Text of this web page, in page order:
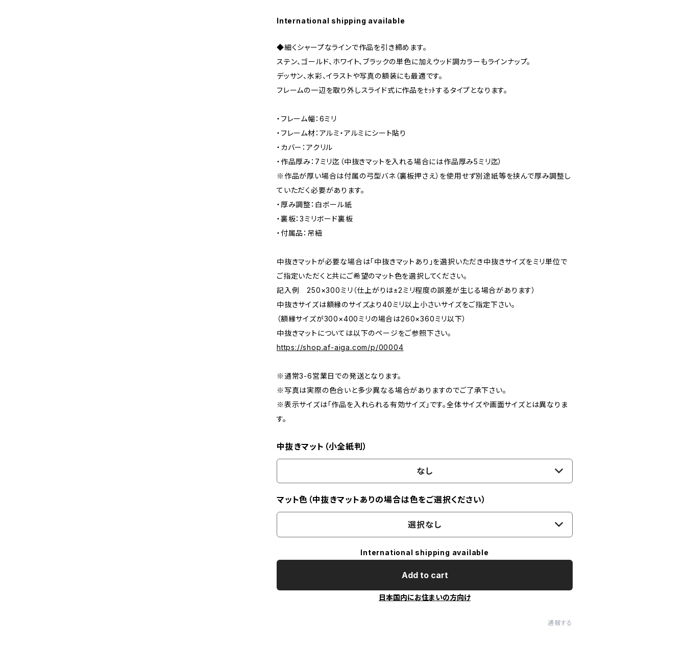
International shipping available
◆細くシャープなラインで作品を引き締めます。
ステン、ゴールド、ホワイト、ブラックの単色に加えウッド調カラーもラインナップ。
デッサン、水彩、イラストや写真の額装にも最適です。
フレームの一辺を取り外しスライド式に作品をｾｯﾄするタイプとなります。
・フレーム幅：6ミリ
・フレーム材：アルミ・アルミにシート貼り
・カバー：アクリル
・作品厚み：7ミリ迄（中抜きマットを入れる場合には作品厚み5ミリ迄）
※作品が厚い場合は付属の弓型バネ（裏板押さえ）を使用せず別途紙等を挟んで厚み調整し
ていただく必要があります。
・厚み調整：白ボール紙
・裏板：3ミリボード裏板
・付属品：吊紐
中抜きマットが必要な場合は「中抜きマットあり」を選択いただき中抜きサイズをミリ単位で
ご指定いただくと共にご希望のマット色を選択してください。
記入例 250×300ミリ（仕上がりは±2ミリ程度の誤差が生じる場合があります）
中抜きサイズは額縁のサイズより40ミリ以上小さいサイズをご指定下さい。
（額縁サイズが300×400ミリの場合は260×360ミリ以下）
中抜きマットについては以下のページをご参照下さい。
https://shop.af-aiga.com/p/00004
※通常3-6営業日での発送となります。
※写真は実際の色合いと多少異なる場合がありますのでご了承下さい。
※表示サイズは「作品を入れられる有効サイズ」です。全体サイズや画面サイズとは異なりま
す。
中抜きマット（小全紙判）
なし
マット色（中抜きマットありの場合は色をご選択ください）
選択なし
International shipping available
Add to cart
日本国内にお住まいの方向け
通報する